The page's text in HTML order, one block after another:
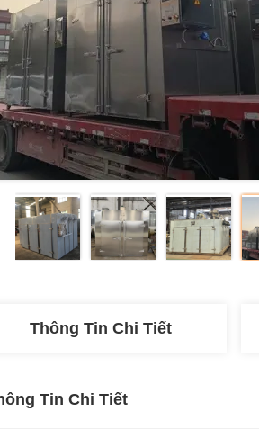
Thông Tin Chi Tiết
Tin Chi Tiết